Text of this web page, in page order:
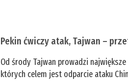
Pekin ćwiczy atak, Tajwan –
Od środy Tajwan prowadzi
których celem jest odparcie ataku